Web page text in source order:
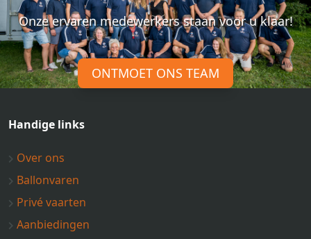
Onze ervaren medewerkers staan voor u klaar!
ONTMOET ONS TEAM
Handige links
Over ons
Ballonvaren
Privé vaarten
Aanbiedingen